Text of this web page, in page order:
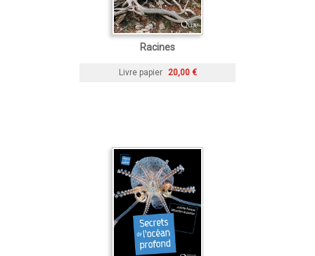
Racines
Livre papier 20,00 €